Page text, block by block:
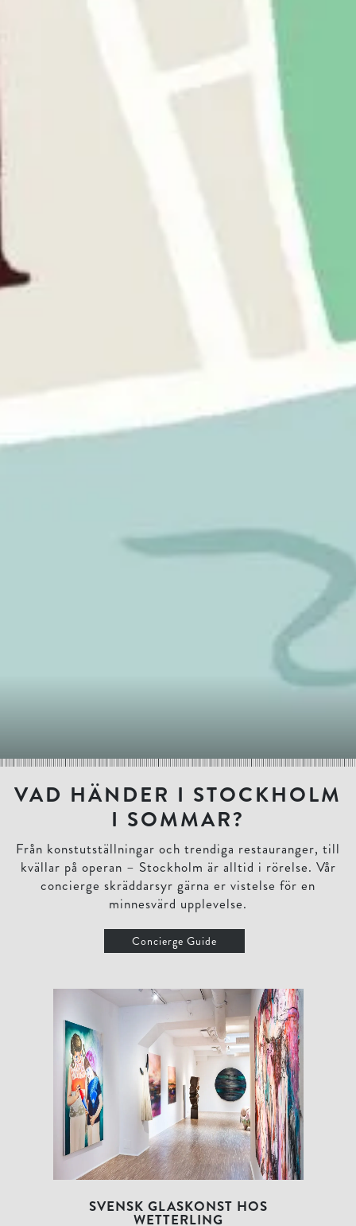
VAD HÄNDER I STOCKHOLM
I SOMMAR?
Från konstutställningar och trendiga restauranger, till
kvällar på operan – Stockholm är alltid i rörelse. Vår
concierge skräddarsyr gärna er vistelse för en
minnesvärd upplevelse.
Concierge Guide
SVENSK GLASKONST HOS
WETTERLING